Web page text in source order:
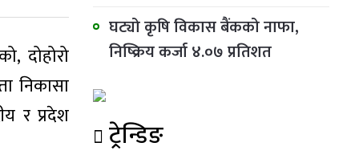
दोहोरो
निकासा
र प्रदेश
घट्यो कृषि विकास बैंकको नाफा,
निष्क्रिय कर्जा ४.०७ प्रतिशत
ट्रेन्डिङ